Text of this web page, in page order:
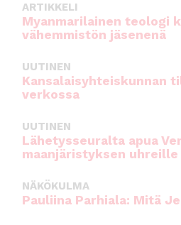
ARTIKKELI
Myanmarilainen teologi
vähemmistön jäsenenä
UUTINEN
Kansalaisyhteiskunnan
verkossa
UUTINEN
Lähetysseuralta apua
maanjäristyksen uhreille
NÄKÖKULMA
Pauliina Parhiala: Mitä